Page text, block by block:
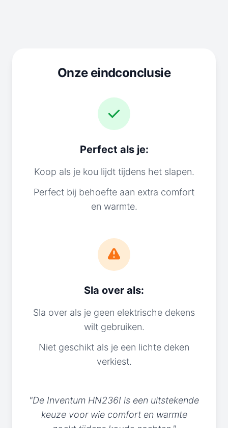
Onze eindconclusie
Perfect als je:
Koop als je kou lijdt tijdens het slapen.
Perfect bij behoefte aan extra comfort
en warmte.
Sla over als:
Sla over als je geen elektrische dekens
wilt gebruiken.
Niet geschikt als je een lichte deken
verkiest.
"De Inventum HN236I is een uitstekende
keuze voor wie comfort en warmte